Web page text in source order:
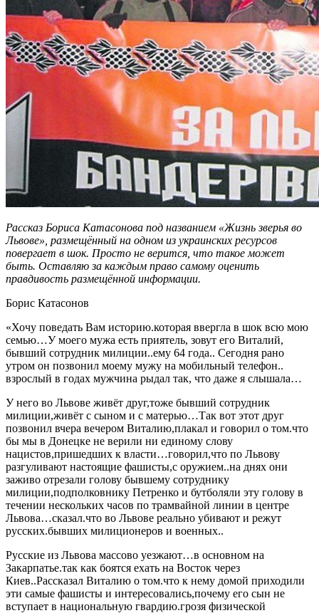
Рассказ Бориса Катасонова под названием «Жизнь зверья во
Львове», размещённый на одном из украинских ресурсов
повергает в шок. Просто не верится, что такое может
быть. Оставляю за каждым право самому оценить
правдивость размещённой информации.
Борис Катасонов
«Хочу поведать Вам историю.которая ввергла в шок всю мою
семью…У моего мужа есть приятель, зовут его Виталий,
бывший сотрудник милиции..ему 64 года.. Сегодня рано
утром он позвонил моему мужу на мобильный телефон..
взрослый в годах мужчина рыдал так, что даже я слышала…
У него во Львове живёт друг,тоже бывший сотрудник
милиции,живёт с сыном и с матерью…Так вот этот друг
позвонил вчера вечером Виталию,плакал и говорил о том.что
бы мы в Донецке не верили ни единому слову
нацистов,пришедших к власти…говорил,что по Львову
разгуливают настоящие фашисты,с оружием..на днях они
заживо отрезали голову бывшему сотруднику
милиции,подполковнику Петренко и бутболяли эту голову в
течении нескольких часов по трамвайной линии в центре
Львова…сказал.что во Львове реально убивают и режут
русских.бывших милиционеров и военных..
Русские из Львова массово уезжают…в основном на
Закарпатье.так как боятся ехать на Восток через
Киев..Рассказал Виталию о том.что к нему домой приходили
эти самые фашисты и интересовались,почему его сын не
вступает в национальную гвардию.грозя физической